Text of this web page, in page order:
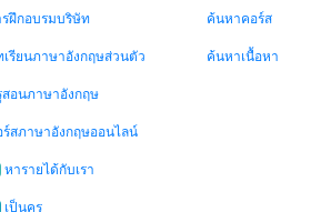
ให้ลูกสาวของฉันในวิธีที่สนุกสนาน
และทำให้บทเรียนสนุกยิ่งขึ้น ฉันถือว่า
บกับเอ็มมาผ่านแอปพลิเคชันนี้และให้
เรา!
รฝึกอบรมบริษัท
รียนภาษาอังกฤษส่วนตัว
สอนภาษาอังกฤษ
ร์สภาษาอังกฤษออนไลน์
หารายได้กับเรา
เป็นครู
ค้นหาคอร์ส
ค้นหาเนื้อหา